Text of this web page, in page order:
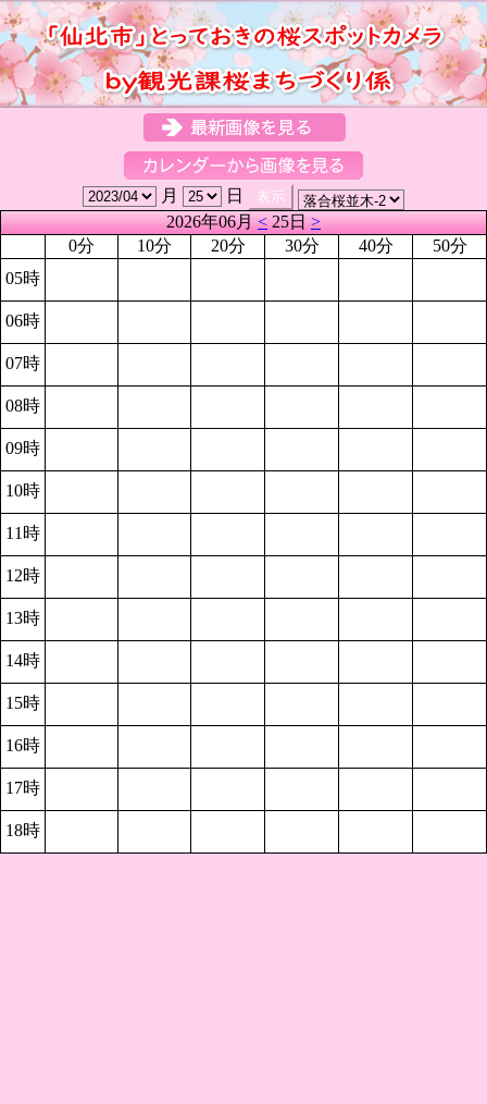
月
日
2026年06月<25日>
0分
10分 20分 30分 40分
50分
05時
06時
07時
08時
09時
10時
11時
12時
13時
14時
15時
16時
17時
18時